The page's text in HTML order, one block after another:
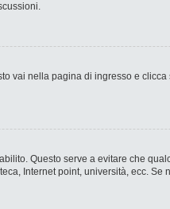
vai nella pagina di ingresso e clicca
Questo serve a evitare che
Internet point, università, ecc.